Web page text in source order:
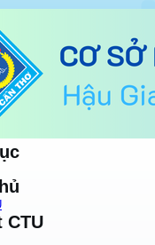
CTU